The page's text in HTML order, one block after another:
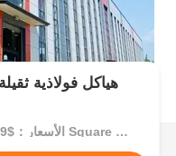
هياكل فولاذية
الأسعار：$39-46 Square Meters